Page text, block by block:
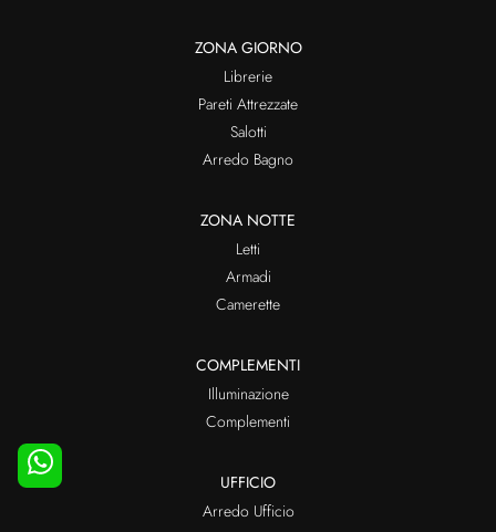
ZONA GIORNO
Librerie
Pareti Attrezzate
Salotti
Arredo Bagno
ZONA NOTTE
Letti
Armadi
Camerette
COMPLEMENTI
Illuminazione
Complementi
UFFICIO
Arredo Ufficio